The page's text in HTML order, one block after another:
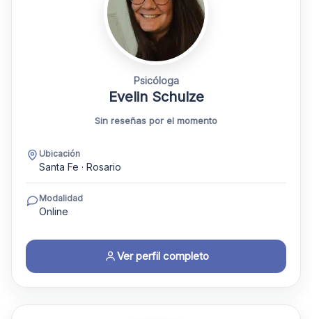
Psicóloga
Evelin Schulze
Sin reseñas por el momento
Ubicación
Santa Fe · Rosario
Modalidad
Online
Ver perfil completo